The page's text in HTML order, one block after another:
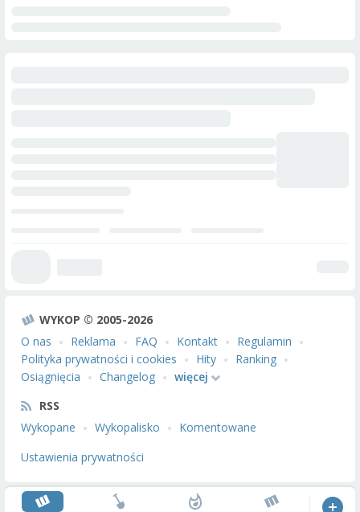
WYKOP © 2005-2026
O nas
Reklama FAQ Kontakt
Regulamin
Polityka prywatności i cookies
Hity
Ranking
Osiągnięcia
Changelog
więcej
RSS
Wykopane
Wykopalisko
Komentowane
Ustawienia prywatności